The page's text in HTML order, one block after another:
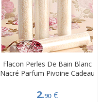
Flacon Perles De Bain Blanc
Nacré Parfum Pivoine Cadeau
2.90 €